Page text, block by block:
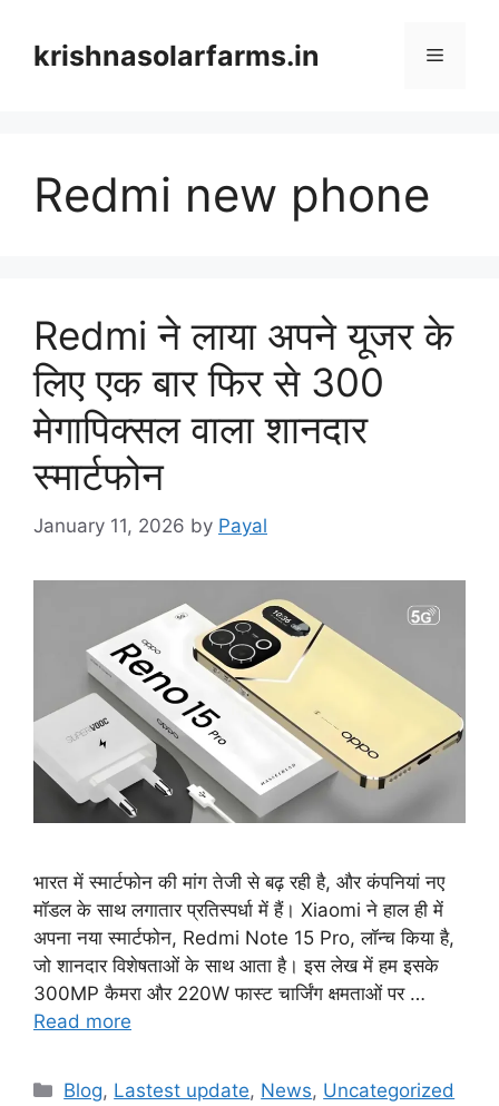
contentkrishnasolarfarms.in Menu
Redmi new phone
Redmi ने लाया अपने यूजर के
लिए एक बार फिर से 300
मेगापिक्सल वाला शानदार
स्मार्टफोन
January 11, 2026 by Payal
भारत में स्मार्टफोन की मांग तेजी से बढ़ रही है, और कंपनियां नए
मॉडल के साथ लगातार प्रतिस्पर्धा में हैं। Xiaomi ने हाल ही में
अपना नया स्मार्टफोन, Redmi Note 15 Pro, लॉन्च किया है,
जो शानदार विशेषताओं के साथ आता है। इस लेख में हम इसके
300MP कैमरा और 220W फास्ट चार्जिंग क्षमताओं पर …
Read more
Categories
Blog, Lastest update, News, Uncategorized